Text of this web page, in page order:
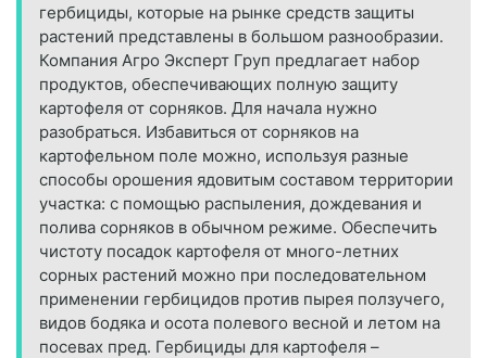
гербициды, которые на рынке средств защиты
растений представлены в большом разнообразии.
Компания Агро Эксперт Груп предлагает набор
продуктов, обеспечивающих полную защиту
картофеля от сорняков. Для начала нужно
разобраться. Избавиться от сорняков на
картофельном поле можно, используя разные
способы орошения ядовитым составом территории
участка: с помощью распыления, дождевания и
полива сорняков в обычном режиме. Обеспечить
чистоту посадок картофеля от много-летних
сорных растений можно при последовательном
применении гербицидов против пырея ползучего,
видов бодяка и осота полевого весной и летом на
посевах пред. Гербициды для картофеля –